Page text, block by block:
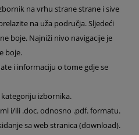
na vrhu strane strane i sive
na uža područja. Sljedeći
boje. Najniži nivo navigacije je
boje.
i informaciju o tome gdje se
izbornika.
i/ili .doc. odnosno .pdf. formatu.
sa web stranica (download).